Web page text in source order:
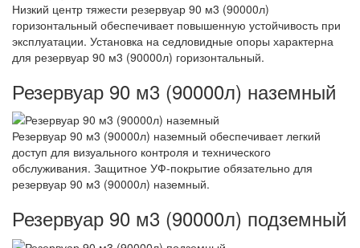
Низкий центр тяжести резервуар 90 м3 (90000л)
горизонтальный обеспечивает повышенную устойчивость при
эксплуатации. Установка на седловидные опоры характерна
для резервуар 90 м3 (90000л) горизонтальный.
Резервуар 90 м3 (90000л) наземный
Резервуар 90 м3 (90000л) наземный обеспечивает легкий
доступ для визуального контроля и технического
обслуживания. Защитное УФ-покрытие обязательно для
резервуар 90 м3 (90000л) наземный.
Резервуар 90 м3 (90000л) подземный